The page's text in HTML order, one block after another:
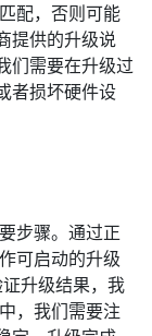
配，否则可能
提供的升级说
们需要在升级过
者损坏硬件设
步骤。通过正
可启动的升级
升级结果，我
，我们需要注